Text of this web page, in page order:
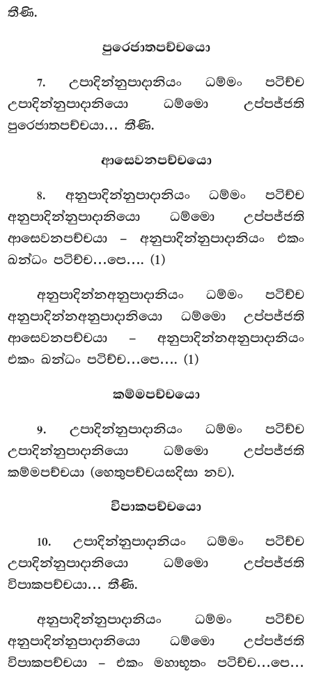
තීණි.
පුරෙජාතපච්චයො
7. උපාදින්නුපාදානියං ධම්මං පටිච්ච
උපාදින්නුපාදානියො ධම්මො උප්පජ්ජති
පුරෙජාතපච්චයා… තීණි.
ආසෙවනපච්චයො
8. අනුපාදින්නුපාදානියංධම්මං පටිච්ච
අනුපාදින්නුපාදානියො ධම්මො උප්පජ්ජති
ආසෙවනපච්චයා – අනුපාදින්නුපාදානියං එකං
ඛන්ධං පටිච්ච…පෙ…. (1)
අනුපාදින්නඅනුපාදානියං ධම්මං පටිච්ච
අනුපාදින්නඅනුපාදානියො ධම්මො උප්පජ්ජති
ආසෙවනපච්චයා – අනුපාදින්නඅනුපාදානියං
එකං ඛන්ධං පටිච්ච…පෙ…. (1)
කම්මපච්චයො
9. උපාදින්නුපාදානියං ධම්මං පටිච්ච
උපාදින්නුපාදානියො ධම්මො උප්පජ්ජති
කම්මපච්චයා (හෙතුපච්චයසදිසා නව).
විපාකපච්චයො
10. උපාදින්නුපාදානියං ධම්මං පටිච්ච
උපාදින්නුපාදානියො ධම්මො උප්පජ්ජති
විපාකපච්චයා… තීණි.
අනුපාදින්නුපාදානියං ධම්මං පටිච්ච
අනුපාදින්නුපාදානියො ධම්මො උප්පජ්ජති
විපාකපච්චයා – එකං මහාභූතං පටිච්ච…පෙ…